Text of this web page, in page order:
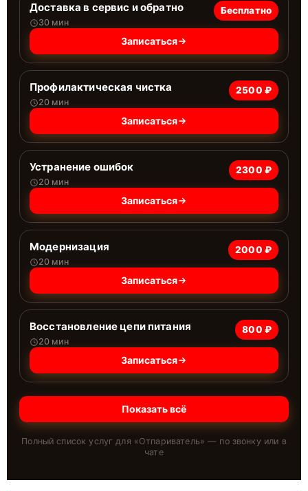
Доставка в сервис и обратно
30 мин
Бесплатно
Записаться
Профилактическая чистка
20 мин
2500 ₽
Записаться
Устранение ошибок
20 мин
2300 ₽
Записаться
Модернизация
20 мин
2000 ₽
Записаться
Восстановление цепи питания
20 мин
800 ₽
Записаться
Показать всё
Полный список услуг для «Отпариватель» — по звонку или в
чате